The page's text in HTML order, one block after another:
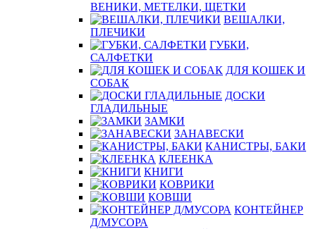
ВЕНИКИ, МЕТЕЛКИ, ЩЕТКИ
ВЕШАЛКИ,
ПЛЕЧИКИ
ГУБКИ,
САЛФЕТКИ
ДЛЯ КОШЕК И
СОБАК
ДОСКИ
ГЛАДИЛЬНЫЕ
ЗАМКИ
ЗАНАВЕСКИ
КАНИСТРЫ, БАКИ
КЛЕЕНКА
КНИГИ
КОВРИКИ
КОВШИ
КОНТЕЙНЕР
Д/МУСОРА